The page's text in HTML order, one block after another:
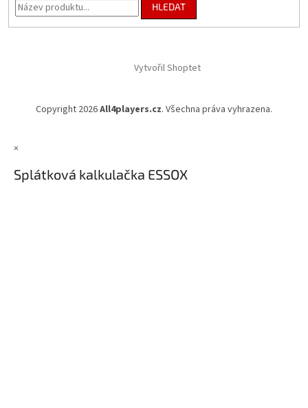
HLEDAT
Vytvořil Shoptet
Copyright 2026All4players.cz. Všechna práva vyhrazena.
×
Splátková kalkulačka ESSOX